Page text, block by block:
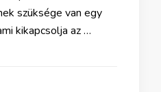
szüksége van egy
kikapcsolja az …